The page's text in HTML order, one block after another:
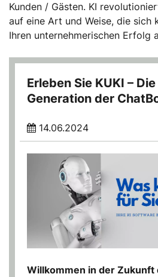
Kunden / Gästen. KI
auf eine Art und Weise, die sich
Ihren unternehmerischen Erfolg
Erleben Sie KUKI –
Generation der
14.06.2024
Willkommen in der Zukunft